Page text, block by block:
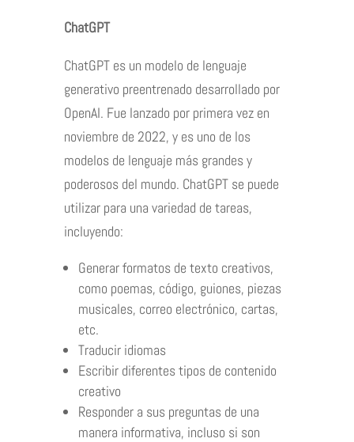
ChatGPT
ChatGPT es un modelo de lenguaje
generativo preentrenado desarrollado por
OpenAI. Fue lanzado por primera vez en
noviembre de 2022, y es uno de los
modelos de lenguaje más grandes y
poderosos del mundo. ChatGPT se puede
utilizar para una variedad de tareas,
incluyendo:
Generar formatos de texto creativos,
como poemas, código, guiones, piezas
musicales, correo electrónico, cartas,
etc.
Traducir idiomas
Escribir diferentes tipos de contenido
creativo
Responder a sus preguntas de una
manera informativa, incluso si son